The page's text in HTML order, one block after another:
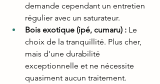
demande cependant un entretien
régulier avec un saturateur.
Bois exotique (ipé, cumaru) : Le
choix de la tranquillité. Plus cher,
mais d'une durabilité
exceptionnelle et ne nécessite
quasiment aucun traitement.